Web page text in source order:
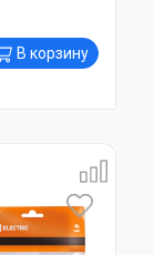
В корзину